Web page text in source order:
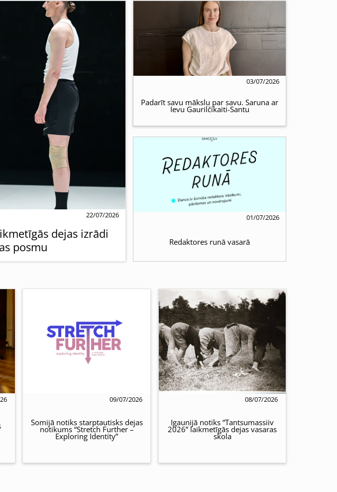
22/07/2026
dejas izrādi
posmu
03/07/2026
Padarīt savu mākslu par savu. Saruna ar
Ievu Gaurilčikaiti-Santu
01/07/2026
Redaktores runā vasarā
09/07/2026
Somijā notiks starptautisks dejas
notikums “Stretch Further –
Exploring Identity”
08/07/2026
Igaunijā notiks “Tantsumassiiv
2026” laikmetīgās dejas vasaras
skola